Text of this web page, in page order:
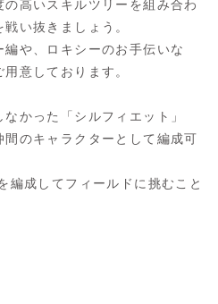
高いスキルツリーを組み合わ
い抜きましょう。
や、ロキシーのお手伝いな
意しております。
かった「シルフィエット」
間のキャラクターとして編成可
編成してフィールドに挑むこと